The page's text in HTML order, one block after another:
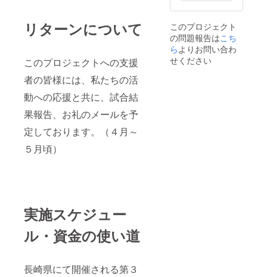
リターンについて
このプロジェクトへの支援
者の皆様には、私たちの活
動への応援と共に、試合結
果報告、お礼のメールを予
定しております。（４月～
５月頃）
実施スケジュー
ル・資金の使い道
長崎県にて開催される第３
このプロジェクト
の問題報告はこち
らよりお問い合わ
せください